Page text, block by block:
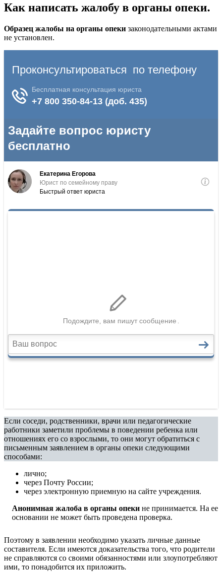
Как написать жалобу в органы опеки.
Образец жалобы на органы опеки законодательными актами
не установлен.
Если соседи, родственники, врачи или педагогические
работники заметили проблемы в поведении ребенка или
отношениях его со взрослыми, то они могут обратиться с
письменным заявлением в органы опеки следующими
способами:
лично;
через Почту России;
через электронную приемную на сайте учреждения.
Анонимная жалоба в органы опеки не принимается. На ее
основании не может быть проведена проверка.
Поэтому в заявлении необходимо указать личные данные
составителя. Если имеются доказательства того, что родители
не справляются со своими обязанностями или злоупотребляют
ими, то понадобится их приложить.